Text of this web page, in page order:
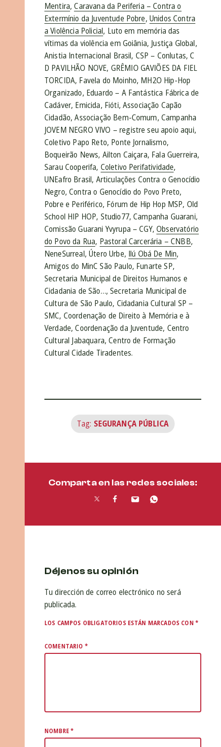
Mentira,Caravana da Periferia – Contra o
Extermínio da Juventude Pobre, Unidos Contra
a Violência Policial, Luto em memória das
vítimas da violência em Goiânia, Justiça Global,
Anistia Internacional Brasil, CSP – Conlutas, C
D PAVILHÃO NOVE, GRÊMIO GAVIÕES DA FIEL
TORCIDA, Favela do Moinho, MH2O Hip-Hop
Organizado, Eduardo – A Fantástica Fábrica de
Cadáver, Emicida, Fióti, Associação Capão
Cidadão, Associação Bem-Comum, Campanha
JOVEM NEGRO VIVO – registre seu apoio aqui,
Coletivo Papo Reto, Ponte Jornalismo,
Boqueirão News, Ailton Caiçara, Fala Guerreira,
Sarau Cooperifa, Coletivo Perifatividade,
UNEafro Brasil, Articulações Contra o Genocídio
Negro, Contra o Genocídio do Povo Preto,
Pobre e Periférico, Fórum de Hip Hop MSP, Old
School HIP HOP, Studio77, Campanha Guarani,
Comissão Guarani Yvyrupa – CGY,Observatório
do Povo da Rua, Pastoral Carcerária – CNBB,
NeneSurreal, Útero Urbe, Ilú Obá De Min,
Amigos do MinC São Paulo, Funarte SP,
Secretaria Municipal de Direitos Humanos e
Cidadania de São…, Secretaria Municipal de
Cultura de São Paulo, Cidadania Cultural SP –
SMC, Coordenação de Direito à Memória e à
Verdade, Coordenação da Juventude, Centro
Cultural Jabaquara, Centro de Formação
Cultural Cidade Tiradentes.
Tag: SEGURANÇA PÚBLICA
Comparta en las redes sociales:
Déjenos su opinión
Tu dirección de correo electrónico no será
publicada.
LOS CAMPOS OBLIGATORIOS ESTÁN MARCADOS CON *
COMENTARIO *
NOMBRE*